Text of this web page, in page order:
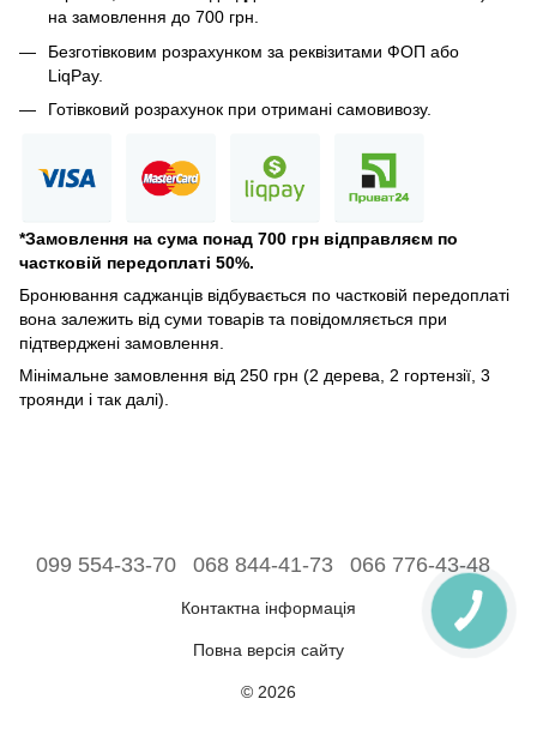
на замовлення до 700 грн.
Безготівковим розрахунком за реквізитами ФОП або
LiqPay.
Готівковий розрахунок при отримані самовивозу.
*Замовлення на сума понад 700 грн відправляєм по
частковій передоплаті 50%.
Бронювання саджанців відбувається по частковій передоплаті
вона залежить від суми товарів та повідомляється при
підтверджені замовлення.
Мінімальне замовлення від 250 грн (2 дерева, 2 гортензії, 3
троянди і так далі).
099 554-33-70 068 844-41-73 066 776-43-48
Контактна інформація
Повна версія сайту
© 2026